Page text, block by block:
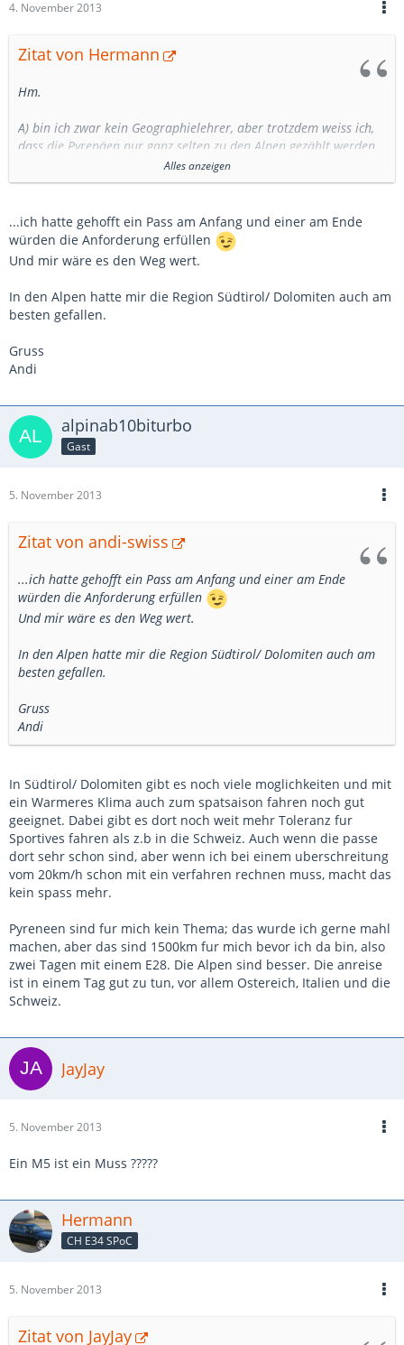
4. November 2013
Zitat von Hermann
Hm.
A) bin ich zwar kein Geographielehrer, aber trotzdem weiss ich,
dass die Pyrenäen nur ganz selten zu den Alpen gezählt werden
und
bis zum Einstieg der Pyrenäen (Narbonne [F] ) sind ca. 560km
mit nahezu 5 Std Fahrzeit, davon fast alles Autobahn (die auch
noch signifikant Maut kostet, notabene...) .
Das sind über 1000km Hin- und Rückweg... Ich vermute mal
schwer, dass dies nicht allen gefallen könnte, vor allem nicht
Norden anreisen.
Hermann
Alles anzeigen
...ich hatte gehofft ein Pass am Anfang und einer am Ende
würden die Anforderung erfüllen
Und mir wäre es den Weg wert.
In den Alpen hatte mir die Region Südtirol/ Dolomiten auch am
besten gefallen.
Gruss
Andi
alpinab10biturbo
Gast
5. November 2013
Zitat von andi-swiss
...ich hatte gehofft ein Pass am Anfang und einer am Ende
würden die Anforderung erfüllen
Und mir wäre es den Weg wert.
In den Alpen hatte mir die Region Südtirol/ Dolomiten auch am
besten gefallen.
Gruss
Andi
In Südtirol/ Dolomiten gibt es noch viele moglichkeiten und mit
ein Warmeres Klima auch zum spatsaison fahren noch gut
geeignet. Dabei gibt es dort noch weit mehr Toleranz fur
Sportives fahren als z.b in die Schweiz. Auch wenn die passe
dort sehr schon sind, aber wenn ich bei einem uberschreitung
vom 20km/h schon mit ein verfahren rechnen muss, macht das
kein spass mehr.
Pyreneen sind fur mich kein Thema; das wurde ich gerne mahl
machen, aber das sind 1500km fur mich bevor ich da bin, also
zwei Tagen mit einem E28. Die Alpen sind besser. Die anreise
ist in einem Tag gut zu tun, vor allem Ostereich, Italien und die
Schweiz.
JayJay
5. November 2013
Ein M5 ist ein Muss ?????
Hermann
CH E34 SPoC
5. November 2013
Zitat von JayJay